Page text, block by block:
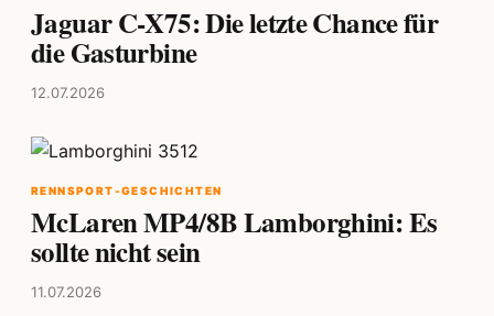
Jaguar C-X75: Die letzte Chance für
die Gasturbine
12.07.2026
RENNSPORT-GESCHICHTEN
McLaren MP4/8B Lamborghini: Es
sollte nicht sein
11.07.2026